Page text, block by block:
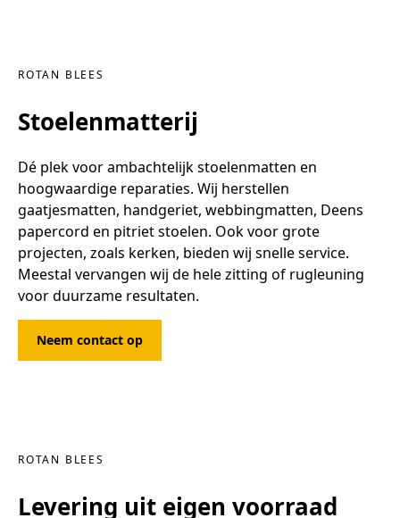
ROTAN BLEES
Stoelenmatterij
Dé plek voor ambachtelijk stoelenmatten en
hoogwaardige reparaties. Wij herstellen
gaatjesmatten, handgeriet, webbingmatten, Deens
papercord en pitriet stoelen. Ook voor grote
projecten, zoals kerken, bieden wij snelle service.
Meestal vervangen wij de hele zitting of rugleuning
voor duurzame resultaten.
Neem contact op
ROTAN BLEES
Levering uit eigen voorraad